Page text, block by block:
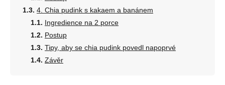
4. Chia pudink s kakaem a banánem
Ingredience na 2 porce
Postup
Tipy, aby se chia pudink povedl napoprvé
Závěr